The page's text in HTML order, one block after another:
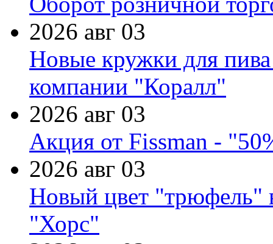
2026 авг 03
Новые кружки для
компании "Коралл"
2026 авг 03
Акция от Fissman -
2026 авг 03
Новый цвет "трюфель"
"Хорс"